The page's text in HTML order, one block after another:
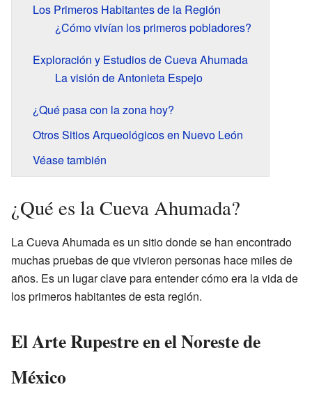
Los Primeros Habitantes de la Región
¿Cómo vivían los primeros pobladores?
Exploración y Estudios de Cueva Ahumada
La visión de Antonieta Espejo
¿Qué pasa con la zona hoy?
Otros Sitios Arqueológicos en Nuevo León
Véase también
¿Qué es la Cueva Ahumada?
La Cueva Ahumada es un sitio donde se han encontrado
muchas pruebas de que vivieron personas hace miles de
años. Es un lugar clave para entender cómo era la vida de
los primeros habitantes de esta región.
El Arte Rupestre en el Noreste de
México